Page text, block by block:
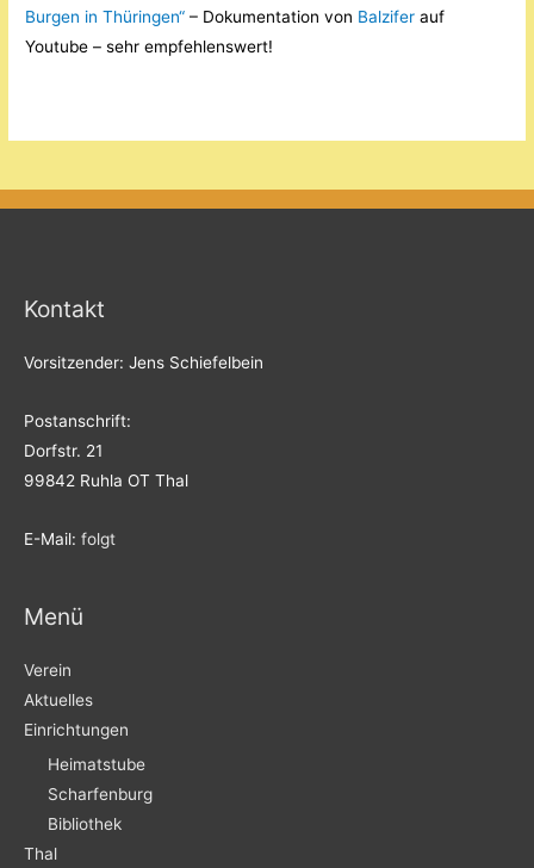
Burgen in Thüringen“ – Dokumentation von Balzifer auf
Youtube – sehr empfehlenswert!
Kontakt
Vorsitzender: Jens Schiefelbein
Postanschrift:
Dorfstr. 21
99842 Ruhla OT Thal
E-Mail: folgt
Menü
Verein
Aktuelles
Einrichtungen
Heimatstube
Scharfenburg
Bibliothek
Thal